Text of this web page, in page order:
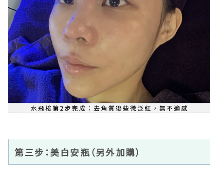
第三步：美白安瓶（另外加購）